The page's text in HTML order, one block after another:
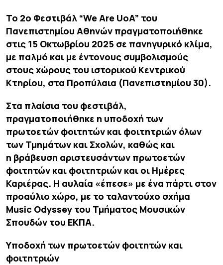
Το 2o Φεστιβάλ “We Are UoA” του
Πανεπιστημίου Αθηνών πραγματοποιήθηκε
στις 15 Οκτωβρίου 2025 σε πανηγυρικό κλίμα,
με παλμό και με έντονους συμβολισμούς
στους χώρους του ιστορικού Kεντρικού
Kτηρίου, στα Προπύλαια (Πανεπιστημίου 30).
Στα πλαίσια του φεστιβάλ,
πραγματοποιήθηκε η υποδοχή των
πρωτοετών φοιτητών και φοιτητριών όλων
των Τμημάτων και Σχολών, καθώς και
η βράβευση αριστευσάντων πρωτοετών
φοιτητών και φοιτητριών και οι Ημέρες
Καριέρας. Η αυλαία «έπεσε» με ένα πάρτι στον
προαύλιο χώρο, με το ταλαντούχο σχήμα
Music Odyssey του Τμήματος Μουσικών
Σπουδών του ΕΚΠΑ.
Υποδοχή των πρωτοετών φοιτητών και
φοιτητριών